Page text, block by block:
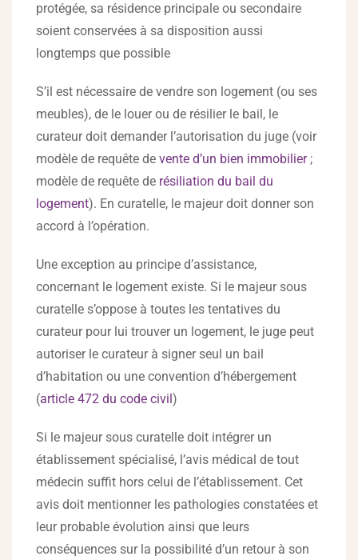
protégée, sa résidence principale ou secondaire
soient conservées à sa disposition aussi
longtemps que possible
S’il est nécessaire de vendre son logement (ou ses
meubles), de le louer ou de résilier le bail, le
curateur doit demander l’autorisation du juge (voir
modèle de requête de vente d’un bien immobilier;
modèle de requête de résiliation du bail du
logement). En curatelle, le majeur doit donner son
accord à l’opération.
Une exception au principe d’assistance,
concernant le logement existe. Si le majeur sous
curatelle s’oppose à toutes les tentatives du
curateur pour lui trouver un logement, le juge peut
autoriser le curateur à signer seul un bail
d’habitation ou une convention d’hébergement
(article 472 du code civil)
Si le majeur sous curatelle doit intégrer un
établissement spécialisé, l’avis médical de tout
médecin suffit hors celui de l’établissement. Cet
avis doit mentionner les pathologies constatées et
leur probable évolution ainsi que leurs
conséquences sur la possibilité d’un retour à son